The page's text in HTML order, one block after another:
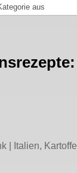
| Italien, Kartoffel